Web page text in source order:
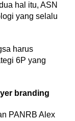
hal itu, ASN
yang selalu
harus
6P yang
branding
PANRB Alex